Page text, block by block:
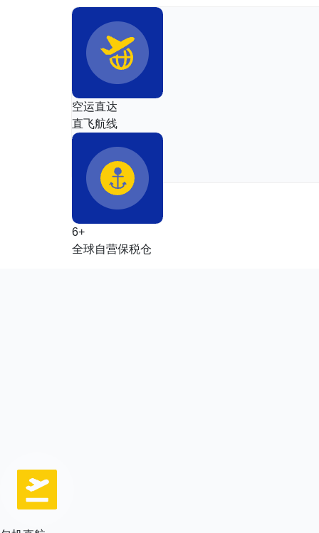
空运直达
直飞航线
6+
全球自营保税仓